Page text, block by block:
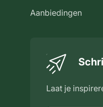
Aanbiedingen
Laat je